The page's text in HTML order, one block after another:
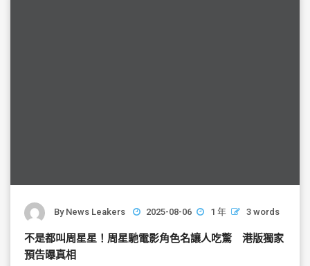
By News Leakers 2025-08-06 1 年 3 words
不是都叫周星星！周星馳電影角色名讓人吃驚 港版獨家
預告曝真相